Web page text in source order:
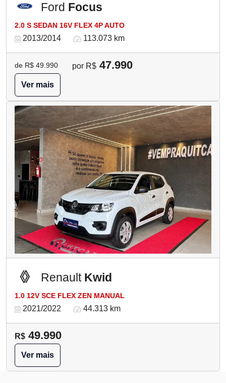
Ford Focus
2.0 S SEDAN 16V FLEX 4P AUTO
2013/2014 113.073 km
de R$ 49.990 por R$ 47.990
Ver mais
Renault Kwid
1.0 12V SCE FLEX ZEN MANUAL
2021/2022 44.313 km
R$ 49.990
Ver mais